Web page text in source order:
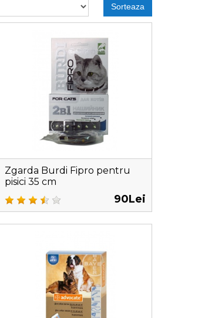
Sorteaza
Zgarda Burdi Fipro pentru
pisici 35 cm
90Lei